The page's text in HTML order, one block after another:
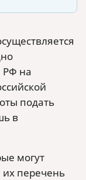
РФ на
подать
в
могут
перечень